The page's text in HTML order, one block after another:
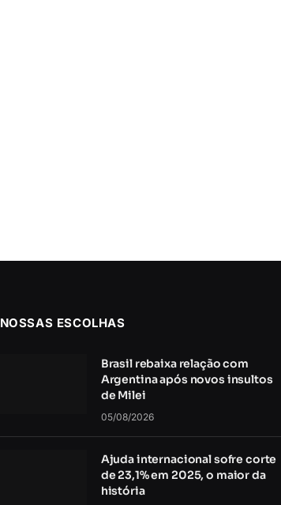
NOSSAS ESCOLHAS
Brasil rebaixa relação com
Argentina após novos insultos
de Milei
05/08/2026
Ajuda internacional sofre corte
de 23,1% em 2025, o maior da
história